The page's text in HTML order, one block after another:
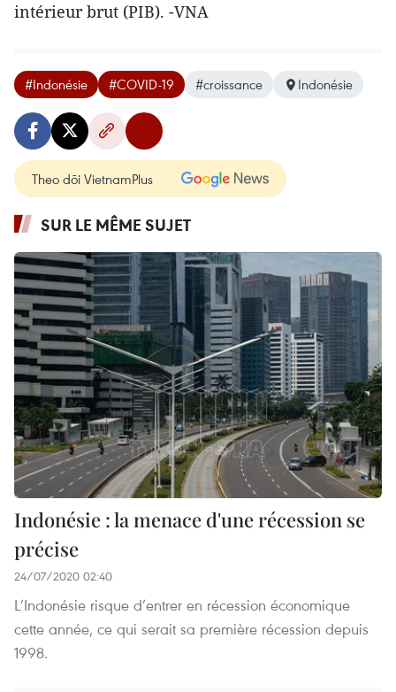
intérieur brut (PIB). -VNA
#Indonésie #COVID-19 #croissance Indonésie
Theo dõi VietnamPlus
SUR LE MÊME SUJET
Indonésie : la menace d'une récession se
précise
24/07/2020 02:40
L’Indonésie risque d’entrer en récession économique
cette année, ce qui serait sa première récession depuis
1998.